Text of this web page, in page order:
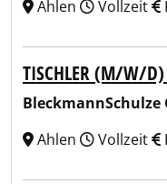
Ahlen
Vollzeit
TISCHLER (M/W/
BleckmannSchulze
Ahlen
Vollzeit